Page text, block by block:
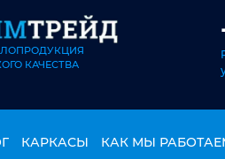
КАЧЕСТВА
КАРКАСЫ КАК МЫ